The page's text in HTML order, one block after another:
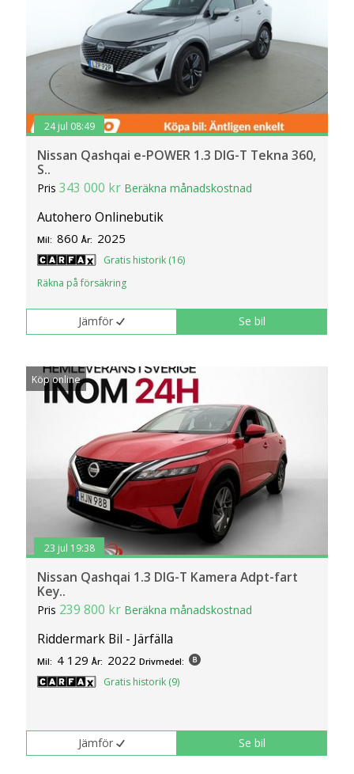
24 jul 08:49
Nissan Qashqai e-POWER 1.3 DIG-T Tekna 360,
S..
Pris343 000 kr Beräkna månadskostnad
Autohero Onlinebutik
Mil: 860 År: 2025
Gratis historik (16)
Räkna på försäkring
Jämför Se bil
Köp online
23 jul 19:38
Nissan Qashqai 1.3 DIG-T Kamera Adpt-fart
Key..
Pris 239 800 kr Beräkna månadskostnad
Riddermark Bil - Järfälla
Mil: 4 129 År: 2022 Drivmedel:
Gratis historik (9)
Jämför Se bil